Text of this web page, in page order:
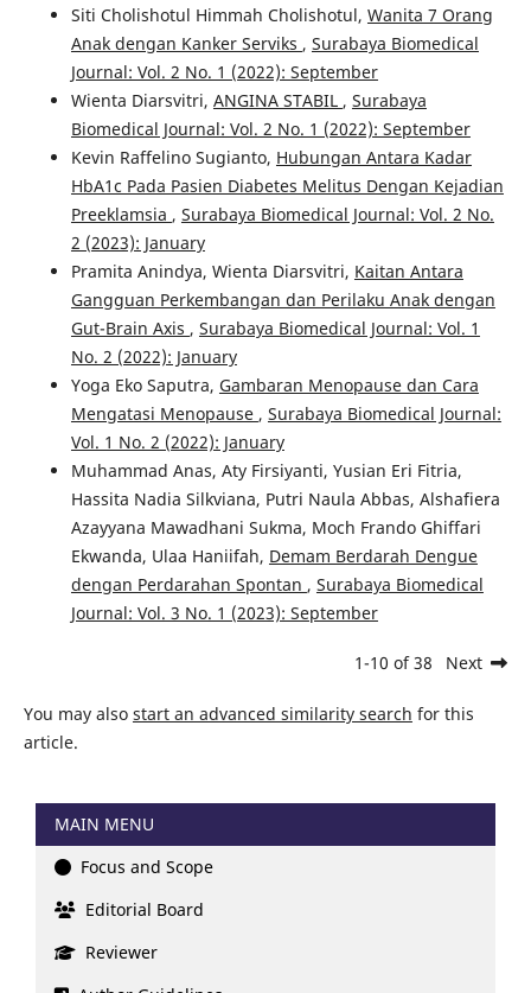
Siti Cholishotul Himmah Cholishotul, Wanita 7 Orang
Anak dengan Kanker Serviks , Surabaya Biomedical
Journal: Vol. 2 No. 1 (2022): September
Wienta Diarsvitri, ANGINA STABIL , Surabaya
Biomedical Journal: Vol. 2 No. 1 (2022): September
Kevin Raffelino Sugianto, Hubungan Antara Kadar
HbA1c Pada Pasien Diabetes Melitus Dengan Kejadian
Preeklamsia , Surabaya Biomedical Journal: Vol. 2 No.
2 (2023): January
Pramita Anindya, Wienta Diarsvitri, Kaitan Antara
Gangguan Perkembangan dan Perilaku Anak dengan
Gut-Brain Axis , Surabaya Biomedical Journal: Vol. 1
No. 2 (2022): January
Yoga Eko Saputra, Gambaran Menopause dan Cara
Mengatasi Menopause , Surabaya Biomedical Journal:
Vol. 1 No. 2 (2022): January
Muhammad Anas, Aty Firsiyanti, Yusian Eri Fitria,
Hassita Nadia Silkviana, Putri Naula Abbas, Alshafiera
Azayyana Mawadhani Sukma, Moch Frando Ghiffari
Ekwanda, Ulaa Haniifah, Demam Berdarah Dengue
dengan Perdarahan Spontan , Surabaya Biomedical
Journal: Vol. 3 No. 1 (2023): September
1-10 of 38 Next
You may also start an advanced similarity search for this
article.
MAIN MENU
Focus and Scope
Editorial Board
Reviewer